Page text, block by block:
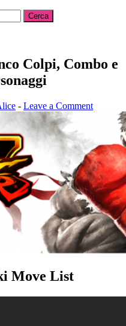
Colpi, Combo e
- Leave a Comment
Move List